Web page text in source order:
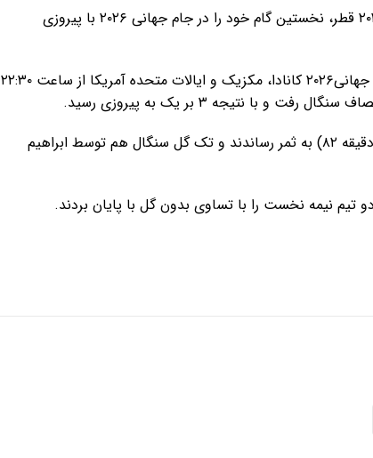
قهرمان جام جهانی ۲۰۱۸ روسیه و نایب قهرمان جام جهانی ۲۰۲۲ قطر، نخستین گام خود را در جام جهانی ۲۰۲۶ با پیروزی
تیم ملی فرانسه در چهارجوب دیدارهای دور اول از گروه I جام جهانی۲۰۲۶ کانادا، مکزیک و ایالات متحده آمریکا از ساعت ۲۲:۳۰
نتیجه ۳ بر یک به پیروزی رسید.
گل‌های فرانسه را کیلیان امباپه (دقایق ۶۶ و ۶+۹۰) و بارکولا (دقیقه ۸۲) به ثمر رساندند و تک گل سنگال هم توسط ابراهیم
تیم نیمه نخست را با تساوی بدون گل با پایان بردند.